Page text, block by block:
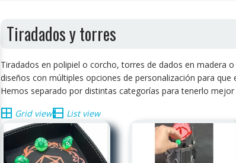
Tiradados y torres
Tiradados en polipiel o corcho, torres de dados en madera
diseños con múltiples opciones de personalización para
Hemos separado por distintas categorías para tenerlo
Grid view
List view